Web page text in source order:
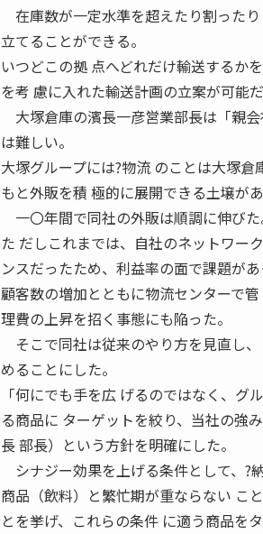
在庫数が一定水準を超えたり割った
立てることができる。
いつどこの拠 点へどれだけ輸送するか
を考 慮に入れた輸送計画の立案が可能だ
大塚倉庫の濱長一彦営業部長は「親
は難しい。
大塚グループには?物流 のことは大塚
もと外販を積 極的に展開できる土壌が
一〇年間で同社の外販は順調に伸びた
た だしこれまでは、自社のネットワー
ンスだったため、利益率の面で課題があ
顧客数の増加とともに物流センターで
理費の上昇を招く事態にも陥った。
そこで同社は従来のやり方を見直し
めることにした。
「何にでも手を広 げるのではなく、
る商品に ターゲットを絞り、当社の強
長 部長）という方針を明確にした。
シナジー効果を上げる条件として、?
商品（飲料）と繁忙期が重ならない こ
とを挙げ、これらの条件 に適う商品を